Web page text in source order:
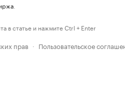
в статье и нажмите Ctrl + Enter
прав · Пользовательское